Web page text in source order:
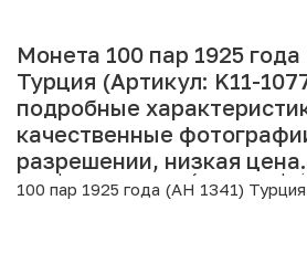
Монета 100 пар 1925 года
Турция (Артикул: K11-
подробные
качественные
разрешении, низкая цена.
Интернет магазин «Нумизмат»
100 пар 1925 года (AH 1341)